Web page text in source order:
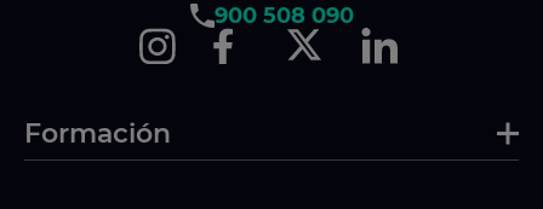
900 508 090
Formación